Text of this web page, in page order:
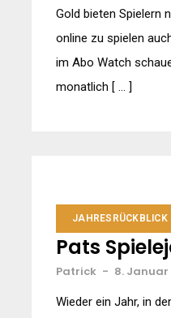
Gold bieten Spielern
online zu spielen
im Abo Watch
monatlich [ … ]
JAHRESRÜCKBLICK
Pats
Patrick - 8. Januar
Wieder ein Jahr, in